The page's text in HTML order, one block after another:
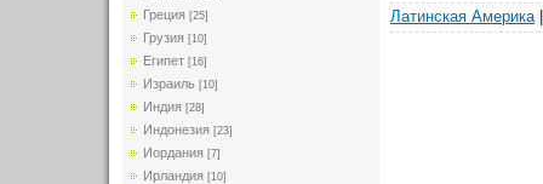
Греция [25]
Грузия [10]
Египет [16]
Израиль [10]
Индия [28]
Индонезия [23]
Иордания [7]
Ирландия [10]
Латинская Америка|